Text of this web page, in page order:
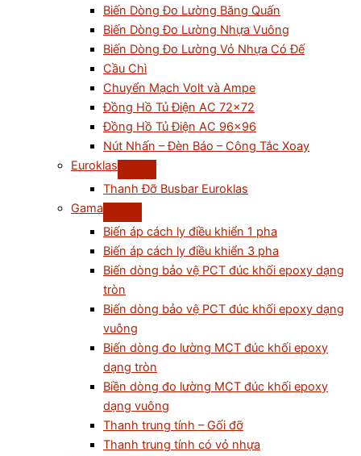
Biến Dòng Đo Lường Băng Quấn
Biến Dòng Đo Lường Nhựa Vuông
Biến Dòng Đo Lường Vỏ Nhựa Có Đế
Cầu Chì
Chuyển Mạch Volt và Ampe
Đồng Hồ Tủ Điện AC 72×72
Đồng Hồ Tủ Điện AC 96×96
Nút Nhấn – Đèn Báo – Công Tắc Xoay
Euroklas
Thanh Đỡ Busbar Euroklas
Gama
Biến áp cách ly điều khiển 1 pha
Biến áp cách ly điều khiển 3 pha
Biến dòng bảo vệ PCT đúc khối epoxy dạng
tròn
Biến dòng bảo vệ PCT đúc khối epoxy dạng
vuông
Biến dòng đo lường MCT đúc khối epoxy
dạng tròn
Biền dòng đo lường MCT đúc khối epoxy
dạng vuông
Thanh trung tính – Gối đỡ
Thanh trung tính có vỏ nhựa